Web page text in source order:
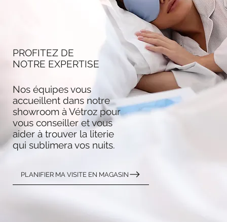
PROFITEZ DE
NOTRE EXPERTISE
Nos équipes vous
accueillent dans notre
showroom à Vétroz pour
vous conseiller et vous
aider à trouver la literie
qui sublimera vos nuits.
PLANIFIER MA VISITE EN MAGASIN